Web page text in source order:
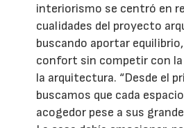
interiorismo se centró en
cualidades del proyecto
buscando aportar
confort sin competir con la
la arquitectura. “Desde el
buscamos que cada
acogedor pese a sus